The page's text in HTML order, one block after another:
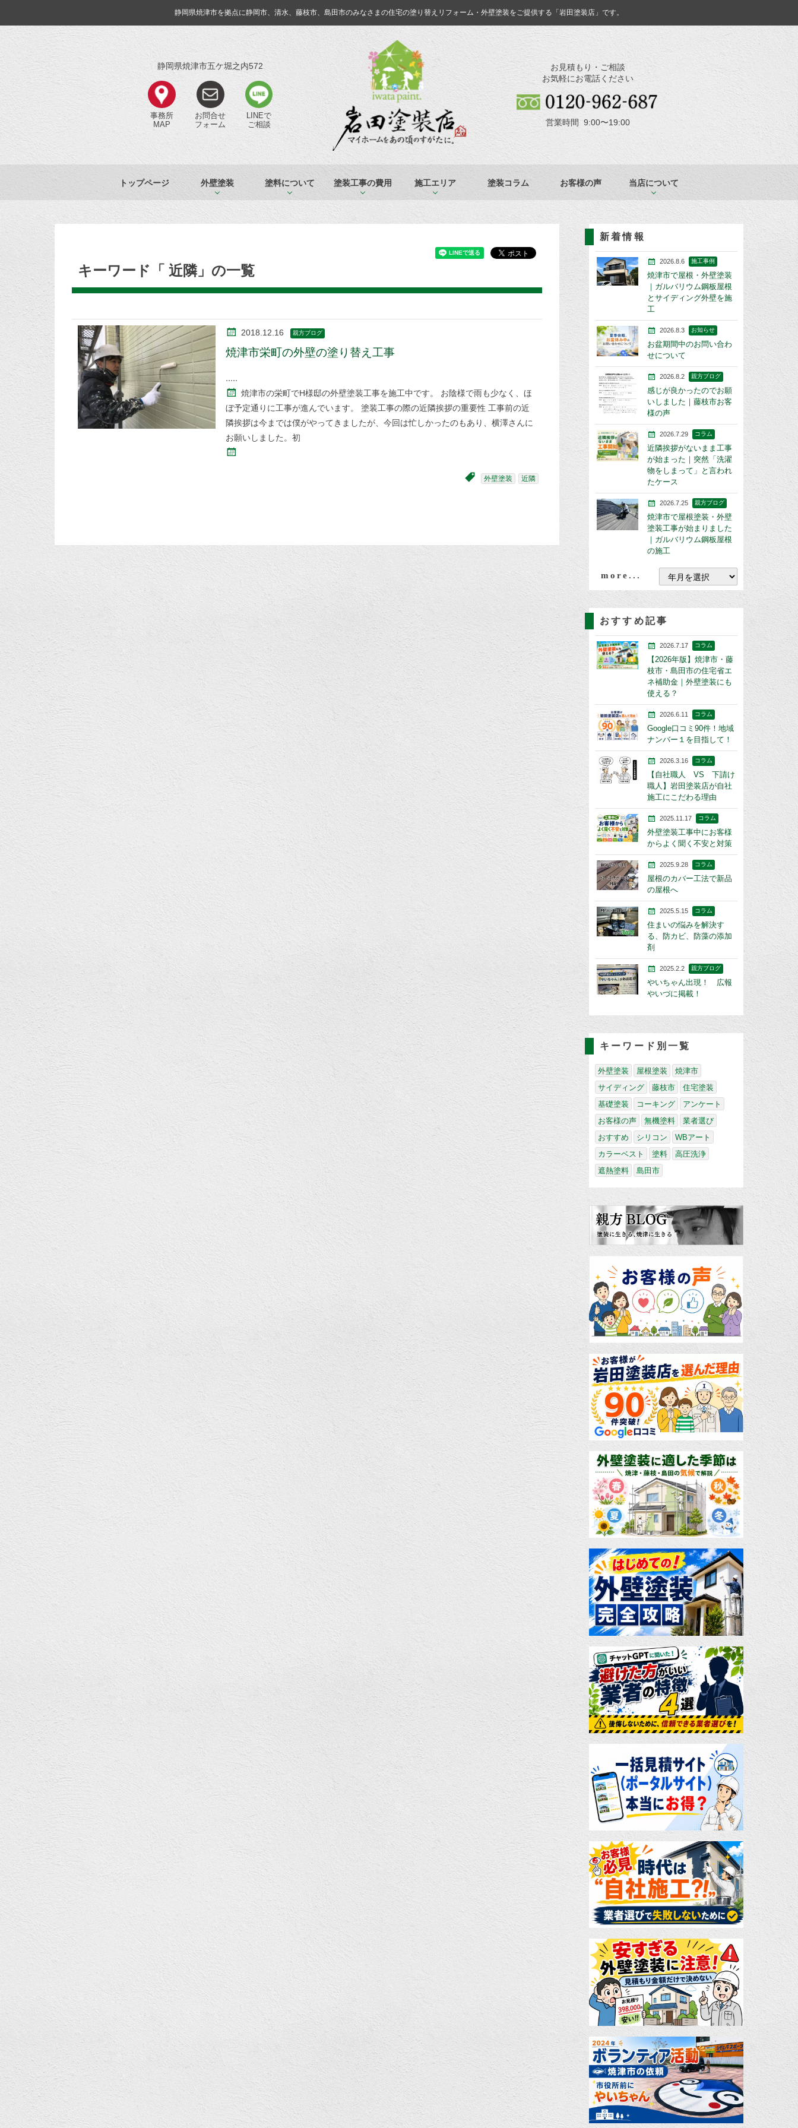
静岡県焼津市を拠点に静岡市、清水、藤枝市、島田市のみなさまの住宅の塗り替えリフォーム・外壁塗装をご提供する「岩田塗装店」です。
静岡県焼津市五ケ堀之内572
事務所
MAP
お問合せ
フォーム
LINEで
ご相談
お見積もり・ご相談
お気軽にお電話ください
営業時間 9:00〜19:00
トップページ 外壁塗装 塗料について 塗装工事の費用 施工エリア 塗装コラム お客様の声 当店について
キーワード「 近隣」の一覧
2018.12.16 親方ブログ
焼津市栄町の外壁の塗り替え工事
焼津市の栄町でH様邸の外壁塗装工事を施工中です。 お陰様で雨も少なく、ほ
ぼ予定通りに工事が進んでいます。 塗装工事の際の近隣挨拶の重要性 工事前の近
隣挨拶は今までは僕がやってきましたが、今回は忙しかったのもあり、横澤さんに
お願いしました。初
外壁塗装 近隣
新着情報
2026.8.6 施工事例
焼津市で屋根・外壁塗装
｜ガルバリウム鋼板屋根
とサイディング外壁を施
工
2026.8.3 お知らせ
お盆期間中のお問い合わ
せについて
2026.8.2 親方ブログ
感じが良かったのでお願
いしました｜藤枝市お客
様の声
2026.7.29 コラム
近隣挨拶がないまま工事
が始まった｜突然「洗濯
物をしまって」と言われ
たケース
2026.7.25 親方ブログ
焼津市で屋根塗装・外壁
塗装工事が始まりました
｜ガルバリウム鋼板屋根
の施工
more...
おすすめ記事
2026.7.17 コラム
【2026年版】焼津市・藤
枝市・島田市の住宅省エ
ネ補助金｜外壁塗装にも
使える？
2026.6.11 コラム
Google口コミ90件！地域
ナンバー１を目指して！
2026.3.16 コラム
【自社職人 VS 下請け
職人】岩田塗装店が自社
施工にこだわる理由
2025.11.17 コラム
外壁塗装工事中にお客様
からよく聞く不安と対策
2025.9.28 コラム
屋根のカバー工法で新品
の屋根へ
2025.5.15 コラム
住まいの悩みを解決す
る、防カビ、防藻の添加
剤
2025.2.2 親方ブログ
やいちゃん出現！ 広報
やいづに掲載！
キーワード別一覧
外壁塗装 屋根塗装
焼津市
サイディング
藤枝市
住宅塗装
基礎塗装
コーキング
アンケート
お客様の声
無機塗料
業者選び
おすすめ
シリコン
WBアート
カラーベスト
塗料
高圧洗浄
遮熱塗料
島田市